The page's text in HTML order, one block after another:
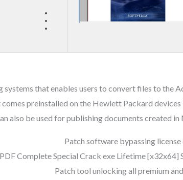
that enables users to convert files to the
preinstalled on the Hewlett Packard
also be used for publishing documents created
Patch software bypassing
PDF Complete Special Crack exe Lifetime [x32x64]
Patch tool unlocking all premium